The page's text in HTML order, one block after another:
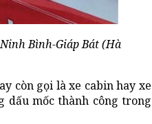
Bình-Giáp Bát (Hà
còn gọi là xe cabin hay xe
dấu mốc thành công trong